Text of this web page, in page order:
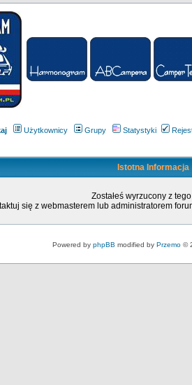
Użytkownicy Grupy Statystyki
Istotna Informacja
Zostałeś wyrzucony z
się z webmasterem lub administratorem
Powered by phpBB modified by Przemo ©